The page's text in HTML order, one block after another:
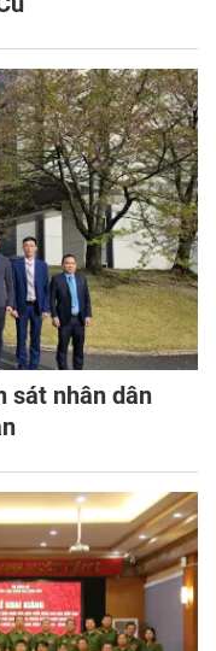
sát nhân dân